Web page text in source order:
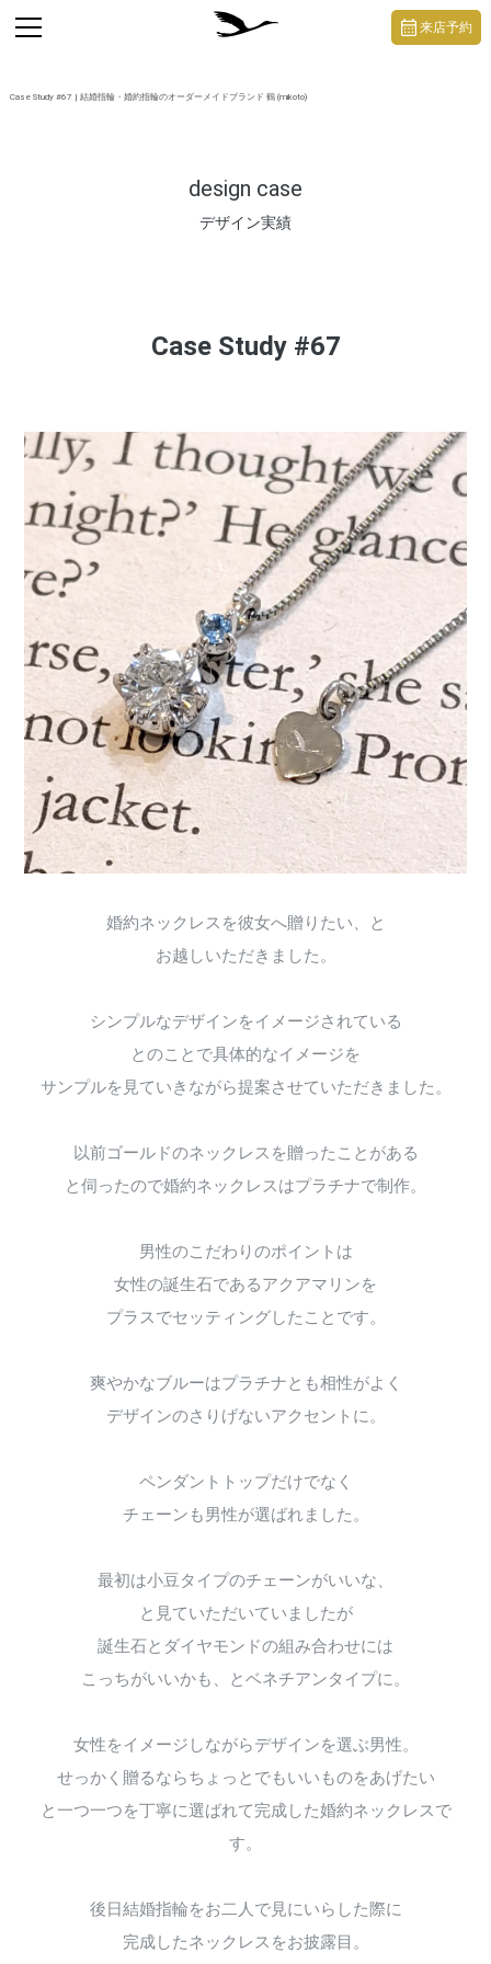
Case Study #67 | 結婚指輪・婚約指輪のオーダーメイドブランド 鶴 (mikoto)
design case
デザイン実績
toggle
navigation
来店予約
Case Study #67
婚約ネックレスを彼女へ贈りたい、と
お越しいただきました。
シンプルなデザインをイメージされている
とのことで具体的なイメージを
サンプルを見ていきながら提案させていただきました。
以前ゴールドのネックレスを贈ったことがある
と伺ったので婚約ネックレスはプラチナで制作。
男性のこだわりのポイントは
女性の誕生石であるアクアマリンを
プラスでセッティングしたことです。
爽やかなブルーはプラチナとも相性がよく
デザインのさりげないアクセントに。
ペンダントトップだけでなく
チェーンも男性が選ばれました。
最初は小豆タイプのチェーンがいいな、
と見ていただいていましたが
誕生石とダイヤモンドの組み合わせには
こっちがいいかも、とベネチアンタイプに。
女性をイメージしながらデザインを選ぶ男性。
せっかく贈るならちょっとでもいいものをあげたい
と一つ一つを丁寧に選ばれて完成した婚約ネックレスで
す。
後日結婚指輪をお二人で見にいらした際に
完成したネックレスをお披露目。